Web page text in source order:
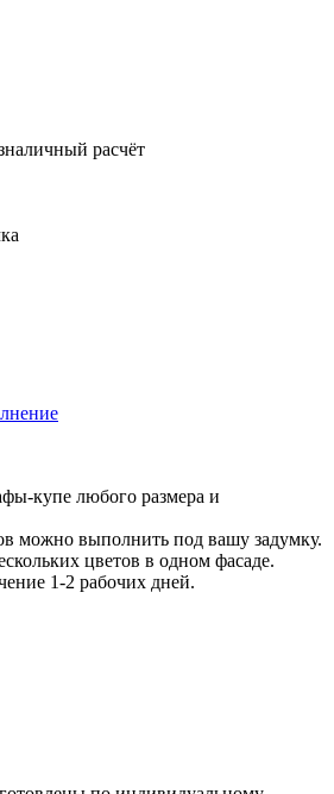
расчёт
купе любого размера и
можно выполнить под вашу задумку.
цветов в одном фасаде.
1-2 рабочих дней.